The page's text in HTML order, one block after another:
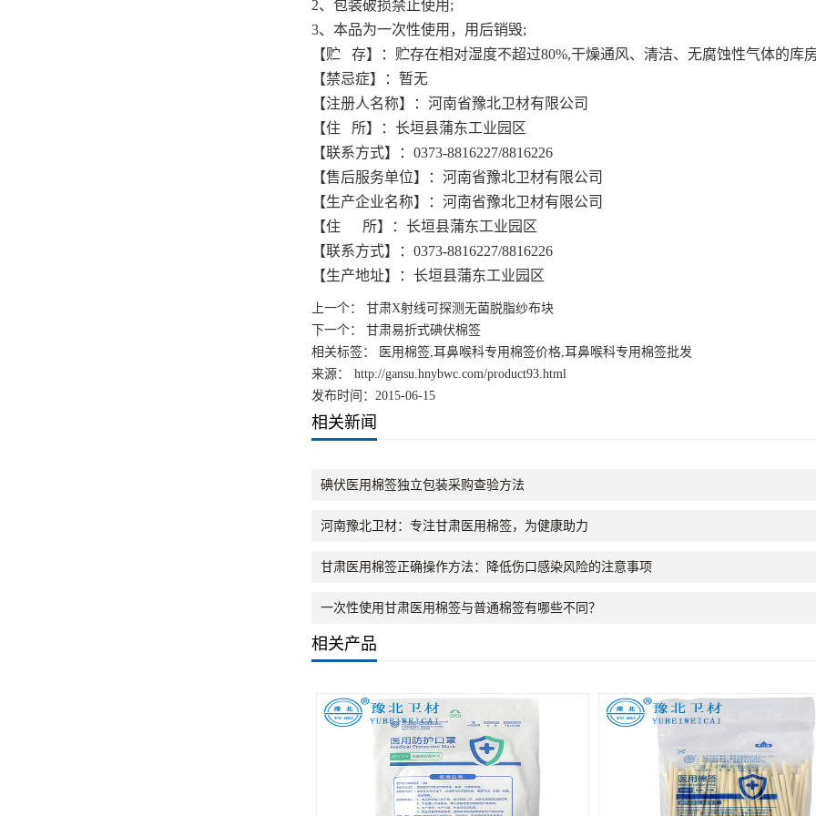
2、包装破损禁止使用;
3、本品为一次性使用，用后销毁;
【贮
存】：贮存在相对湿度不超过80%,干燥通风、清洁、无腐蚀性气体的库
【禁忌症】：暂无
【注册人名称】：河南省豫北卫材有限公司
【住
所】：长垣县蒲东工业园区
【联系方式】：0373-8816227/8816226
【售后服务单位】：河南省豫北卫材有限公司
【生产企业名称】：河南省豫北卫材有限公司
【住
所】：长垣县蒲东工业园区
【联系方式】：0373-8816227/8816226
【生产地址】：长垣县蒲东工业园区
上一个：
甘肃X射线可探测无菌脱脂纱布块
下一个：
甘肃易折式碘伏棉签
相关标签： 医用棉签,耳鼻喉科专用棉签价格,耳鼻喉科专用棉签批发
来源：
http://gansu.hnybwc.com/product93.html
发布时间：2015-06-15
相关新闻
碘伏医用棉签独立包装采购查验方法
河南豫北卫材：专注甘肃医用棉签，为健康助力
甘肃医用棉签正确操作方法：降低伤口感染风险的注意事项
一次性使用甘肃医用棉签与普通棉签有哪些不同？
相关产品